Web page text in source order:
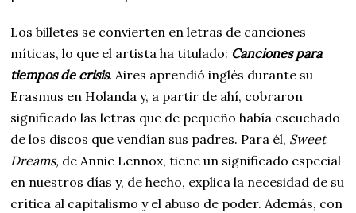
Los billetes se convierten en letras de canciones
míticas, lo que el artista ha titulado: Canciones para
tiempos de crisis.Aires aprendió inglés durante su
Erasmus en Holanda y, a partir de ahí, cobraron
significado las letras que de pequeño había escuchado
de los discos que vendían sus padres. Para él, Sweet
Dreams, de Annie Lennox, tiene un significado especial
en nuestros días y, de hecho, explica la necesidad de su
crítica al capitalismo y el abuso de poder. Además, con